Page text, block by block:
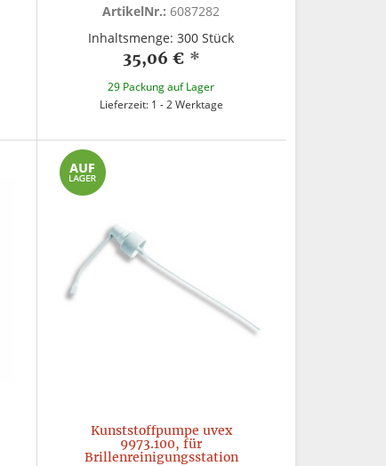
ArtikelNr.:6087282
Inhaltsmenge: 300 Stück
35,06 € *
29 Packung auf Lager
Lieferzeit: 1 - 2 Werktage
Kunststoffpumpe uvex
9973.100, für
Brillenreinigungsstation